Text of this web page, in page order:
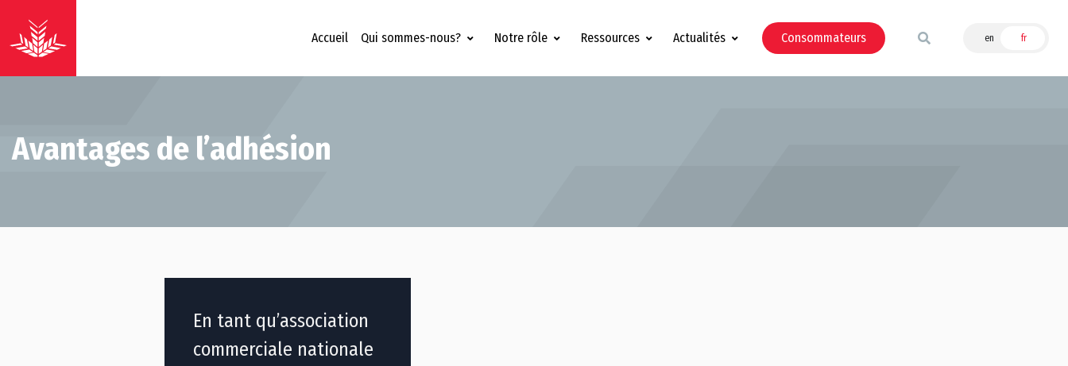
Accueil Qui sommes-nous? Notre rôle Ressources Actualités Consommateurs en fr
Avantages de l’adhésion
En tant qu’association
commerciale nationale